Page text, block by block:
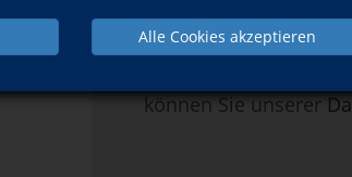
Alle Cookies akzeptieren
Hier klicken, um
Mehr
können Sie unserer